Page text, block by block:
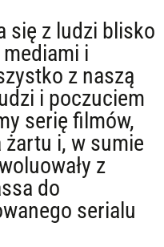
się z ludzi blisko
i
z naszą
i poczuciem
serię filmów,
i, w sumie
z
do
serialu